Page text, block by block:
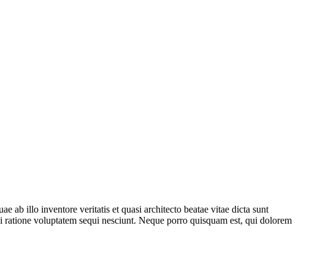
ab illo inventore veritatis et quasi architecto beatae vitae dicta sunt
voluptatem sequi nesciunt. Neque porro quisquam est, qui dolorem